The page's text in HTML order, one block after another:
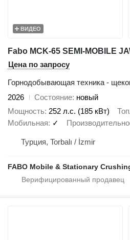
ВИДЕО
Цена по запросу
Горнодобывающая техника -
2026
Состояние новый
Мощность 252 л.с. (185 кВт)
Мобильная
✓
Турция, Torbalı / İzmir